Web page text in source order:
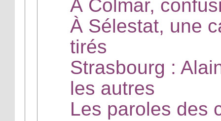
À Colmar,
À Sélestat, une
tirés
Strasbourg :
les autres
Les paroles des